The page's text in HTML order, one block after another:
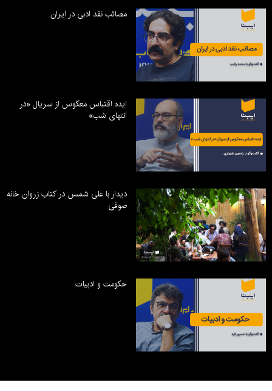
مصائب نقد ادبی در ایران
ایده اقتباس معکوس از سریال «در
انتهای شب»
دیدار با علی شمس در کتاب زروان خانه
صوفی
حکومت و ادبیات